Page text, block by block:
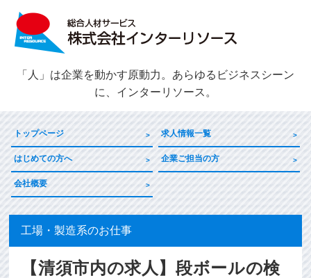
「人」は企業を動かす原動力。あらゆるビジネスシーン
に、インターリソース。
トップページ 求人情報一覧
はじめての方へ 企業ご担当の方
会社概要
工場・製造系のお仕事
【清須市内の求人】段ボールの検